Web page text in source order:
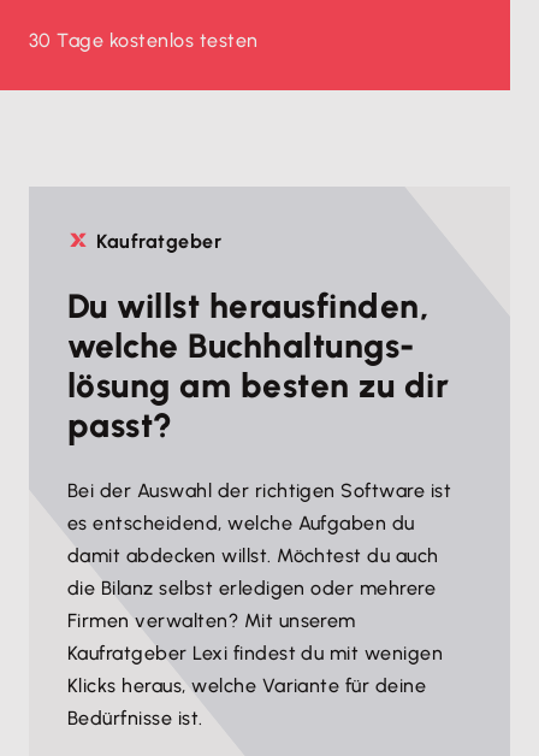
30 Tage kostenlos testen
Kaufratgeber
Du willst herausfinden,
welche Buchhaltungs­
lösung am besten zu dir
passt?
Bei der Auswahl der richtigen Software ist
es entscheidend, welche Aufgaben du
damit abdecken willst. Möchtest du auch
die Bilanz selbst erledigen oder mehrere
Firmen verwalten? Mit unserem
Kaufratgeber Lexi findest du mit wenigen
Klicks heraus, welche Variante für deine
Bedürfnisse ist.